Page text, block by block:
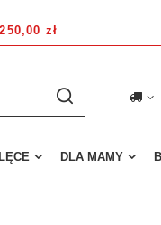
zł
DLA MAMY